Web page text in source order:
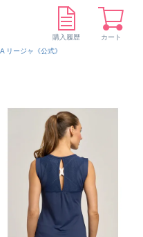
リージャ《公式》
購入履歴 カート